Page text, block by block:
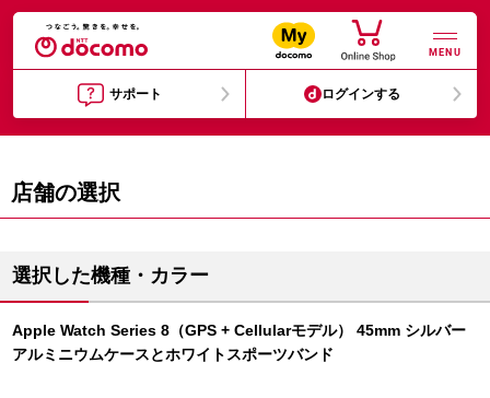
MENU
サポート ログインする
店舗の選択
選択した機種・カラー
Apple Watch Series 8（GPS + Cellularモデル） 45mm シルバー
アルミニウムケースとホワイトスポーツバンド